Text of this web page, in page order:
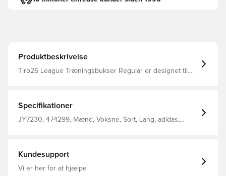
Produktbeskrivelse
Tiro26 League Træningsbukser Regular er designet til
lynlås Benlynlås Træksnor Normal pasform 100%
genanvendt polyester
Specifikationer
JY7230, 474299, Mænd, Voksne, Sort, Lang, adidas,
Kundesupport
Vi er her for at hjælpe